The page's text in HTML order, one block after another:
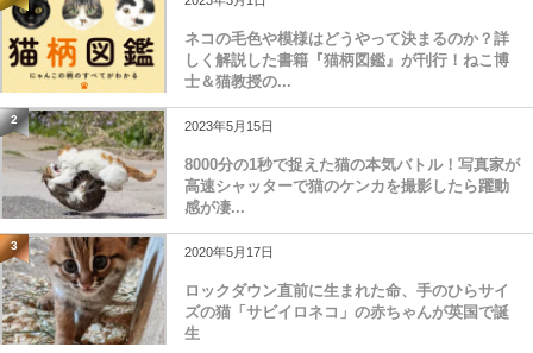
ネコの毛色や模様はどうやって決まるのか？詳
しく解説した書籍『猫柄図鑑』が刊行！ねこ博
士＆猫教授の...
2 2023年5月15日
8000分の1秒で捉えた猫の本気バトル！写真家が
高速シャッターで猫のケンカを撮影したら躍動
感が凄...
3 2020年5月17日
ロックダウン直前に生まれた命、手のひらサイ
ズの猫「サビイロネコ」の赤ちゃんが英国で誕
生